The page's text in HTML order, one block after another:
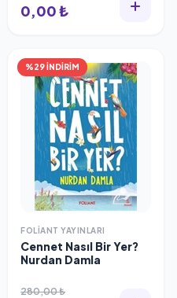
0,00 ₺
%29 İNDİRİM
FOLIANT YAYINLARI
Cennet Nasıl Bir Yer?
Nurdan Damla
280,00 ₺